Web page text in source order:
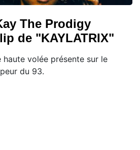
The Prodigy
de "KAYLATRIX"
volée présente sur le
du 93.